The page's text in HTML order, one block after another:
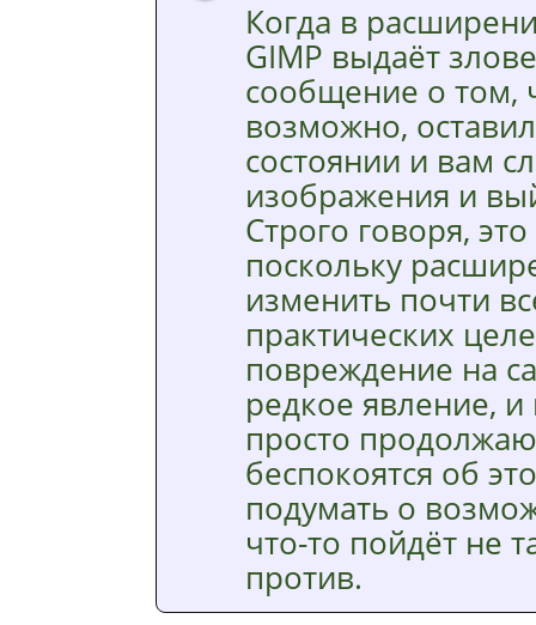
Когда в
GIMP выдаёт
сообщение о том,
возможно,
состоянии и вам
изображения и
Строго говоря,
поскольку
изменить почти
практических
повреждение на
редкое явление,
просто
беспокоятся об
подумать о
что-то пойдёт не
против.